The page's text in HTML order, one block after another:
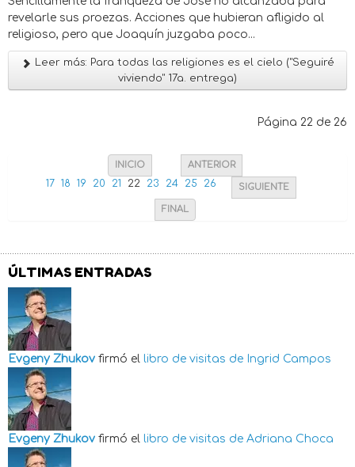
revelarle sus proezas. Acciones que hubieran afligido al
religioso, pero que Joaquín juzgaba poco...
Leer más: Para todas las religiones es el cielo ("Seguiré
viviendo" 17a. entrega)
Página 22 de 26
INICIO ANTERIOR
17 18 19 20 21 22 23 24 25 26 SIGUIENTE
FINAL
ÚLTIMAS ENTRADAS
Evgeny Zhukov firmó el libro de visitas de Ingrid Campos
Evgeny Zhukov firmó el libro de visitas de Adriana Choca